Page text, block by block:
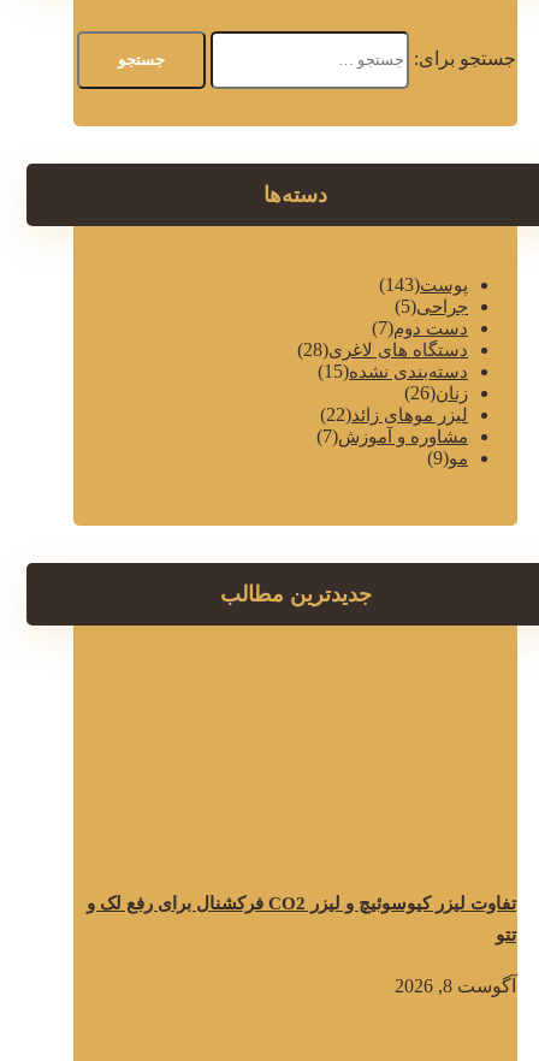
جستجو برای:
دسته‌ها
پوست(143)
جراحی(5)
دست دوم(7)
دستگاه های لاغری(28)
دسته‌بندی نشده(15)
زنان(26)
لیزر موهای زائد(22)
مشاوره و آموزش(7)
مو(9)
جدیدترین مطالب
تفاوت لیزر کیوسوئیچ و لیزر CO2 فرکشنال برای رفع لک و
تتو
آگوست 8, 2026